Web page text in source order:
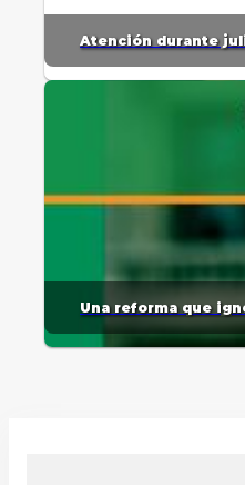
Atención durante
Una reforma que